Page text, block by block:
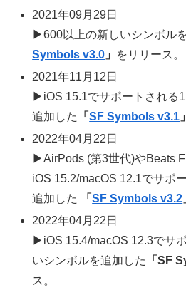
2021年09月29日
▶600以上の新しいシンボル
Symbols v3.0 」
をリリース。
2021年11月12日
▶iOS 15.1でサポートされる
追加した
「SF Symbols v3.1 」
2022年04月22日
▶AirPods (第3世代)やBeats
iOS 15.2/macOS 12.1でサポ
追加した
「SF Symbols v3.2
2022年04月22日
▶iOS 15.4/macOS 12.3でサ
いシンボルを追加した
「SF
ス。